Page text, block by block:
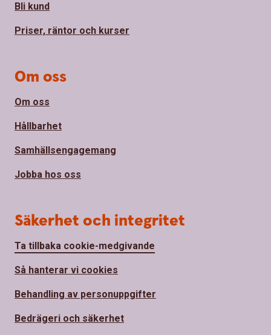
Bli kund
Priser, räntor och kurser
Om oss
Om oss
Hållbarhet
Samhällsengagemang
Jobba hos oss
Säkerhet och integritet
Ta tillbaka cookie-medgivande
Så hanterar vi cookies
Behandling av personuppgifter
Bedrägeri och säkerhet